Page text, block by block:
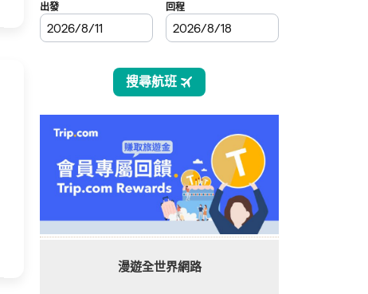
漫遊全世界網路